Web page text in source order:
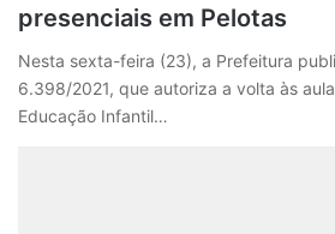
presenciais em Pelotas
Nesta sexta-feira (23), a Prefeitura
6.398/2021, que autoriza a volta às
Educação Infantil…